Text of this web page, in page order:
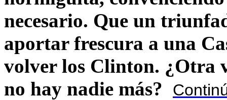
necesario. Que un
aportar frescura a una
volver los Clinton. ¿Otra
no hay nadie más?